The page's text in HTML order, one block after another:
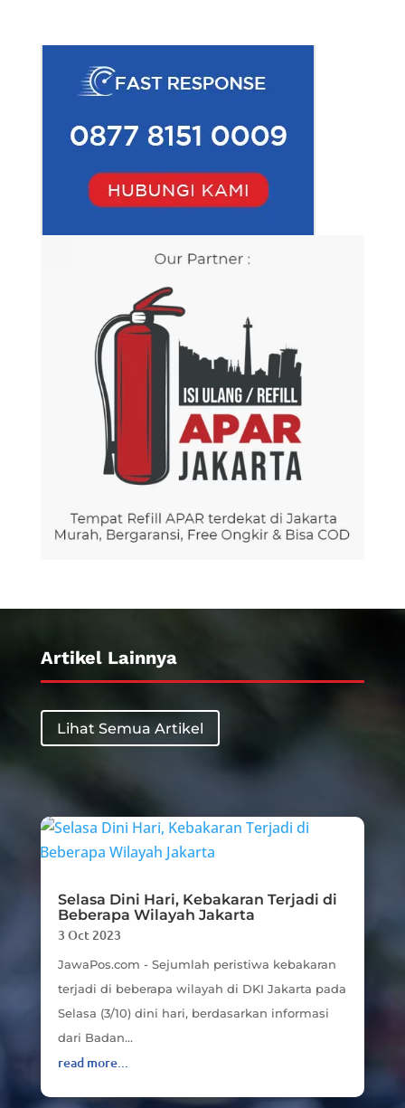
Artikel Lainnya
Lihat Semua Artikel
Selasa Dini Hari, Kebakaran Terjadi di
Beberapa Wilayah Jakarta
3 Oct 2023
JawaPos.com - Sejumlah peristiwa kebakaran
terjadi di beberapa wilayah di DKI Jakarta pada
Selasa (3/10) dini hari, berdasarkan informasi
dari Badan...
read more...